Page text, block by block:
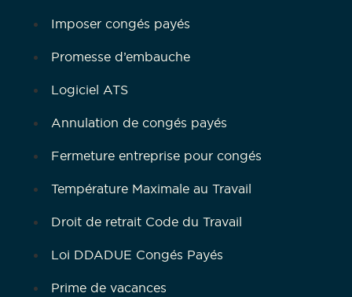
Imposer congés payés
Promesse d’embauche
Logiciel ATS
Annulation de congés payés
Fermeture entreprise pour congés
Température Maximale au Travail
Droit de retrait Code du Travail
Loi DDADUE Congés Payés
Prime de vacances